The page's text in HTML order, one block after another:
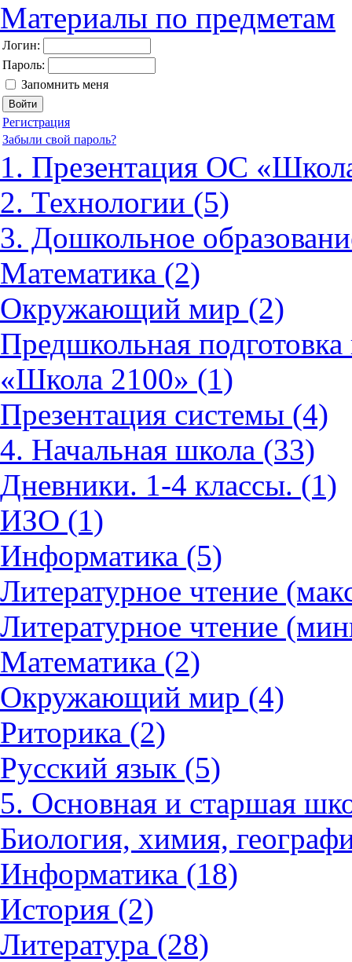
Материалы по предметам
Логин:
Пароль:
Запомнить меня
Регистрация
Забыли свой пароль?
1. Презентация ОС
2. Технологии (5)
3. Дошкольное
Математика (2)
Окружающий мир (2)
Предшкольная
«Школа 2100» (1)
Презентация системы (4)
4. Начальная школа (33)
Дневники. 1-4 классы. (1)
ИЗО (1)
Информатика (5)
Литературное чтение
Литературное чтение
Математика (2)
Окружающий мир (4)
Риторика (2)
Русский язык (5)
5. Основная и старшая
Биология, химия,
Информатика (18)
История (2)
Литература (28)